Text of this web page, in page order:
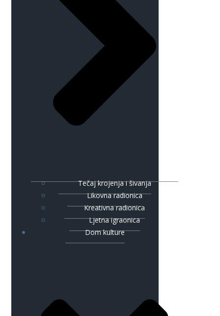
Tečaj krojenja i šivanja
Likovna radionica
Kreativna radionica
Ljetna igraonica
Dom kulture